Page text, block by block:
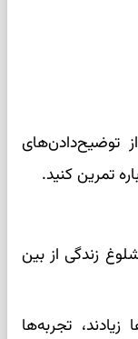
توضیح‌دادن‌های
تمرین کنید.
زندگی از بین
زیادند، تجربه‌ها